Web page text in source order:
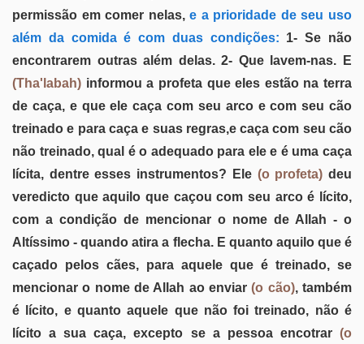
permissão em comer nelas,e a prioridade de seu uso
além da comida é com duas condições: 1- Se não
encontrarem outras além delas. 2- Que lavem-nas. E
(Tha'labah) informou a profeta que eles estão na terra
de caça, e que ele caça com seu arco e com seu cão
treinado e para caça e suas regras,e caça com seu cão
não treinado, qual é o adequado para ele e é uma caça
lícita, dentre esses instrumentos? Ele (o profeta) deu
veredicto que aquilo que caçou com seu arco é lícito,
com a condição de mencionar o nome de Allah - o
Altíssimo - quando atira a flecha. E quanto aquilo que é
caçado pelos cães, para aquele que é treinado, se
mencionar o nome de Allah ao enviar(o cão), também
é lícito, e quanto aquele que não foi treinado, não é
lícito a sua caça, excepto se a pessoa encotrar (o